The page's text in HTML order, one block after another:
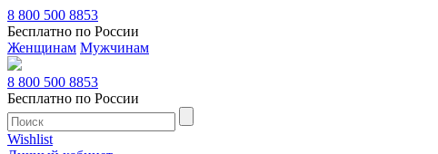
8 800 500 8853
Бесплатно по России
Женщинам Мужчинам
8 800 500 8853
Бесплатно по России
Wishlist